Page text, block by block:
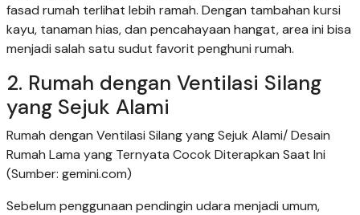
fasad rumah terlihat lebih ramah. Dengan tambahan kursi
kayu, tanaman hias, dan pencahayaan hangat, area ini bisa
menjadi salah satu sudut favorit penghuni rumah.
2. Rumah dengan Ventilasi Silang
yang Sejuk Alami
Rumah dengan Ventilasi Silang yang Sejuk Alami/ Desain
Rumah Lama yang Ternyata Cocok Diterapkan Saat Ini
(Sumber: gemini.com)
Sebelum penggunaan pendingin udara menjadi umum,